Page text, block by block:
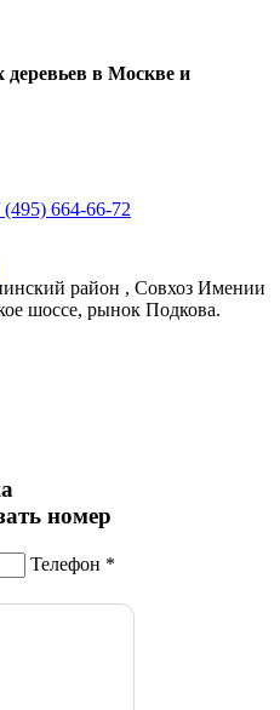
в Москве и
(495) 664-66-72
район , Совхоз Имении
шоссе, рынок Подкова.
номер
Телефон *